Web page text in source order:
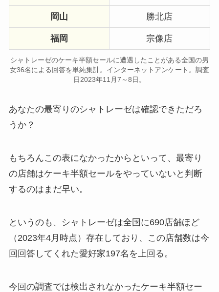
岡山 勝北店
福岡 宗像店
シャトレーゼのケーキ半額セールに遭遇したことがある全国の男
女36名による回答を単純集計。インターネットアンケート。調査
日2023年11月7～8日。
あなたの最寄りのシャトレーゼは確認できただろ
うか？
もちろんこの表になかったからといって、最寄り
の店舗はケーキ半額セールをやっていないと判断
するのはまだ早い。
というのも、シャトレーゼは全国に690店舗ほど
（2023年4月時点）存在しており、この店舗数は今
回回答してくれた愛好家197名を上回る。
今回の調査では検出されなかったケーキ半額セー